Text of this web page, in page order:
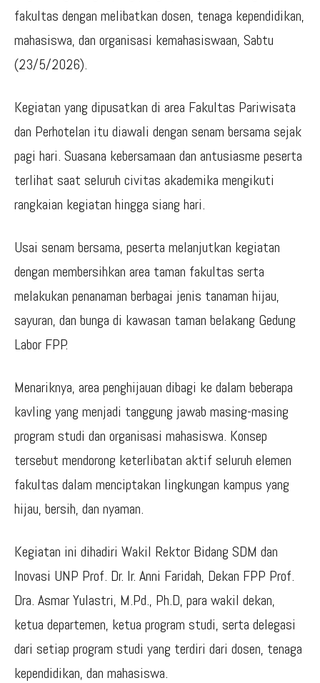
fakultas dengan melibatkan dosen, tenaga kependidikan,
mahasiswa, dan organisasi kemahasiswaan, Sabtu
(23/5/2026).
Kegiatan yang dipusatkan di area Fakultas Pariwisata
dan Perhotelan itu diawali dengan senam bersama sejak
pagi hari. Suasana kebersamaan dan antusiasme peserta
terlihat saat seluruh civitas akademika mengikuti
rangkaian kegiatan hingga siang hari.
Usai senam bersama, peserta melanjutkan kegiatan
dengan membersihkan area taman fakultas serta
melakukan penanaman berbagai jenis tanaman hijau,
sayuran, dan bunga di kawasan taman belakang Gedung
Labor FPP.
Menariknya, area penghijauan dibagi ke dalam beberapa
kavling yang menjadi tanggung jawab masing-masing
program studi dan organisasi mahasiswa. Konsep
tersebut mendorong keterlibatan aktif seluruh elemen
fakultas dalam menciptakan lingkungan kampus yang
hijau, bersih, dan nyaman.
Kegiatan ini dihadiri Wakil Rektor Bidang SDM dan
Inovasi UNP Prof. Dr. Ir. Anni Faridah, Dekan FPP Prof.
Dra. Asmar Yulastri, M.Pd., Ph.D, para wakil dekan,
ketua departemen, ketua program studi, serta delegasi
dari setiap program studi yang terdiri dari dosen, tenaga
kependidikan, dan mahasiswa.